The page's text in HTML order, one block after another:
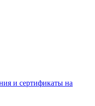
и сертификаты на